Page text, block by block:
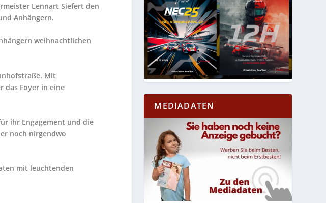
Lennart Siefert den
Anhängern.
weihnachtlichen
Mit
das Foyer in eine
ihr Engagement und die
noch nirgendwo
mit leuchtenden
MEDIADATEN